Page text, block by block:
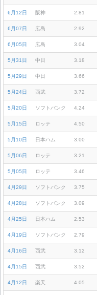
6月12日 阪神 2.81
6月07日 広島 2.92
6月05日 広島 3.04
5月31日 中日 3.18
5月29日 中日 3.66
5月24日 西武 3.72
5月20日 ソフトバンク 4.24
5月15日 ロッテ 4.50
5月10日 日本ハム 3.00
5月06日 ロッテ 3.21
5月05日 ロッテ 3.46
4月29日 ソフトバンク 3.75
4月28日 ソフトバンク 3.09
4月25日 日本ハム 2.53
4月19日 ソフトバンク 2.79
4月16日 西武 3.12
4月15日 西武 3.52
4月12日 楽天 4.05